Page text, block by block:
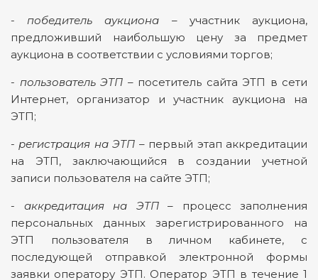
- победитель аукциона – участник аукциона,
предложивший наибольшую цену за предмет
аукциона в соответствии с условиями торгов;
- пользователь ЭТП – посетитель сайта ЭТП в сети
Интернет, организатор и участник аукциона на
ЭТП;
- регистрация на ЭТП – первый этап аккредитации
на ЭТП, заключающийся в создании учетной
записи пользователя на сайте ЭТП;
- аккредитация на ЭТП– процесс заполнения
персональных данных зарегистрированного на
ЭТП пользователя в личном кабинете, с
последующей отправкой электронной формы
заявки оператору ЭТП. Оператор ЭТП в течение 1